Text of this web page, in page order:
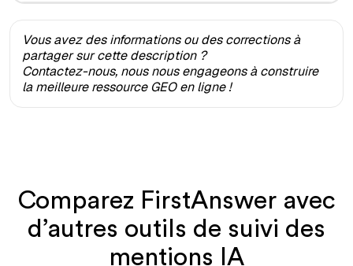
Vous avez des informations ou des corrections à
partager sur cette description ?
Contactez-nous, nous nous engageons à construire
la meilleure ressource GEO en ligne !
Comparez FirstAnswer avec
d’autres outils de suivi des
mentions IA